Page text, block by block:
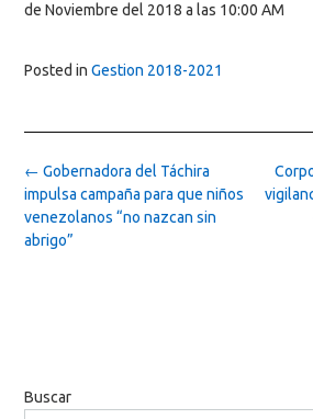
de Noviembre del 2018 a las 10:00 AM
Posted in Gestion 2018-2021
Post
navigation
← Gobernadora del Táchira
impulsa campaña para que niños
venezolanos “no nazcan sin
abrigo”
Buscar